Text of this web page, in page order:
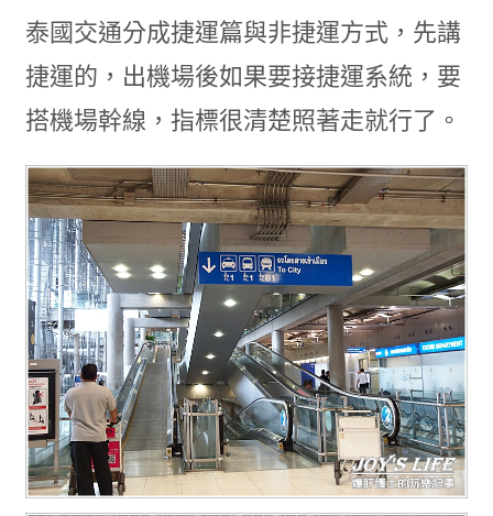
泰國交通分成捷運篇與非捷運方式，先講
捷運的，出機場後如果要接捷運系統，要
搭機場幹線，指標很清楚照著走就行了。